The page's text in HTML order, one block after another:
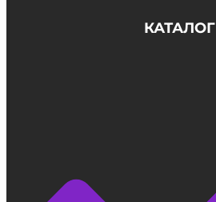
КАТАЛОГ